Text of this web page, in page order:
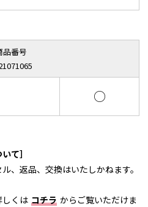
品番号
○
て］
、返品、交換はいたしかねます。
しくは コチラ からご覧いただけま